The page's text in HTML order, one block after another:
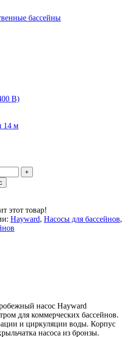
бассейны
В)
14 м
этот товар!
Hayward, Насосы для бассейнов,
насос Hayward
для коммерческих бассейнов.
и циркуляции воды. Корпус
насоса из бронзы.